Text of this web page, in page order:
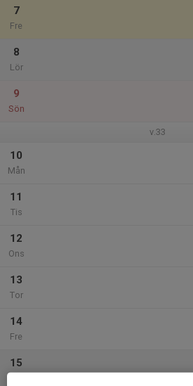
7
Fre
8
Lör
9
Sön
v.33
10
Mån
11
Tis
12
Ons
13
Tor
14
Fre
15